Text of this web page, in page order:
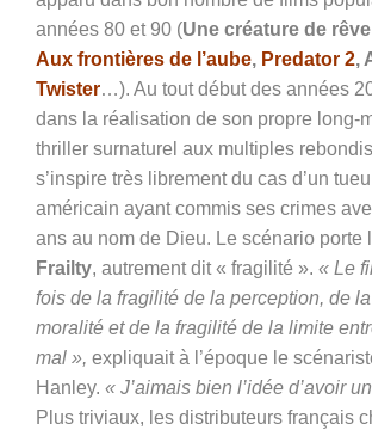
années 80 et 90 (Une créature de
Aux frontières de l’aube, Predator 2,
Twister…). Au tout début des années
dans la réalisation de son propre long-
thriller surnaturel aux multiples
s’inspire très librement du cas d’un
américain ayant commis ses crimes
ans au nom de Dieu. Le scénario porte
Frailty, autrement dit « fragilité ». « Le
fois de la fragilité de la perception, de
moralité et de la fragilité de la limite
mal », expliquait à l’époque le
Hanley. « J’aimais bien l’idée d’avoir
Plus triviaux, les distributeurs français